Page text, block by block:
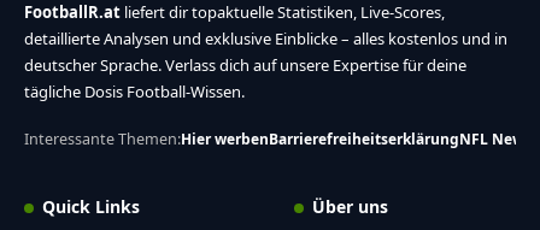
FootballR.at liefert dir topaktuelle Statistiken, Live-Scores,
detaillierte Analysen und exklusive Einblicke – alles kostenlos und in
deutscher Sprache. Verlass dich auf unsere Expertise für deine
tägliche Dosis Football-Wissen.
Interessante Themen:Hier werbenBarrierefreiheitserklärungNFL News
Quick Links Über uns